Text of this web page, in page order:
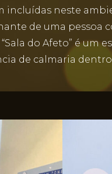
incluídas neste
de uma pessoa
do Afeto” é
de calmaria